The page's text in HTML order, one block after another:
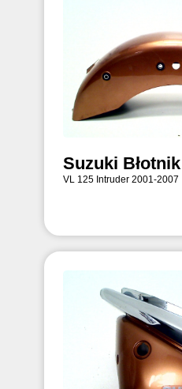
Suzuki
VL 125 Intruder 2001-2007